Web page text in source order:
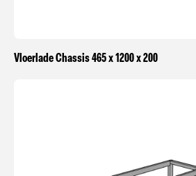
Vloerlade Chassis 465 x 1200 x 200